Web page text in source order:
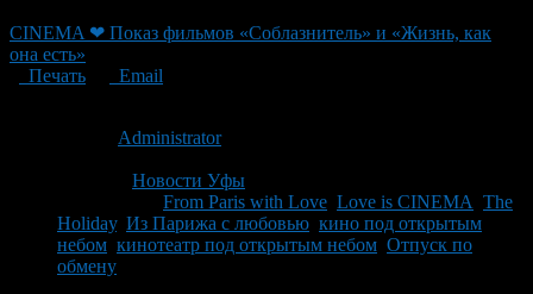
CINEMA ❤ Показ фильмов «Соблазнитель» и «Жизнь, как
она есть»
Печать
Email
Administrator
Новости Уфы
From Paris with Love Love is CINEMA The
Holiday, Из Парижа с любовью кино под открытым
небом кинотеатр под открытым небом Отпуск по
обмену